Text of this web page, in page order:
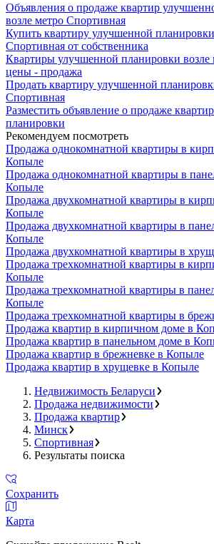
Объявления о продаже квартир
возле метро Спортивная
Купить квартиру улучшенной
Спортивная от собственника
Квартиры улучшенной планировки возле
цены - продажа
Продать квартиру улучшенной
Спортивная
Разместить объявление о продаже
планировки
Рекомендуем посмотреть
Продажа однокомнатной квартиры в
Копыле
Продажа однокомнатной квартиры в
Копыле
Продажа двухкомнатной квартиры в
Копыле
Продажа двухкомнатной квартиры в
Копыле
Продажа двухкомнатной квартиры в
Продажа трехкомнатной квартиры в
Копыле
Продажа трехкомнатной квартиры в
Копыле
Продажа трехкомнатной квартиры в
Продажа квартир в кирпичном доме в
Продажа квартир в панельном доме в
Продажа квартир в брежневке в Копыле
Продажа квартир в хрущевке в Копыле
Недвижимость Беларуси
Продажа недвижимости
Продажа квартир
Минск
Спортивная
Результаты поиска
Сохранить
Карта